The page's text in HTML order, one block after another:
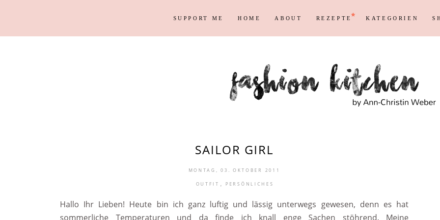
SUPPORT ME HOME ABOUT REZEPTE KATEGORIEN
Persönliches Blogging
Blog
Max
Reisen
Shopping
SAILOR GIRL
MONTAG, 03. OKTOBER 2011
OUTFIT , PERSÖNLICHES
Hallo Ihr Lieben! Heute bin ich ganz luftig und lässig unterwegs gewesen, denn es hat
sommerliche Temperaturen und da finde ich knall enge Sachen stöhrend. Meine